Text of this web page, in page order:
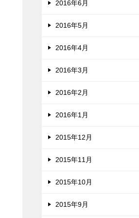
2016年6月
2016年5月
2016年4月
2016年3月
2016年2月
2016年1月
2015年12月
2015年11月
2015年10月
2015年9月